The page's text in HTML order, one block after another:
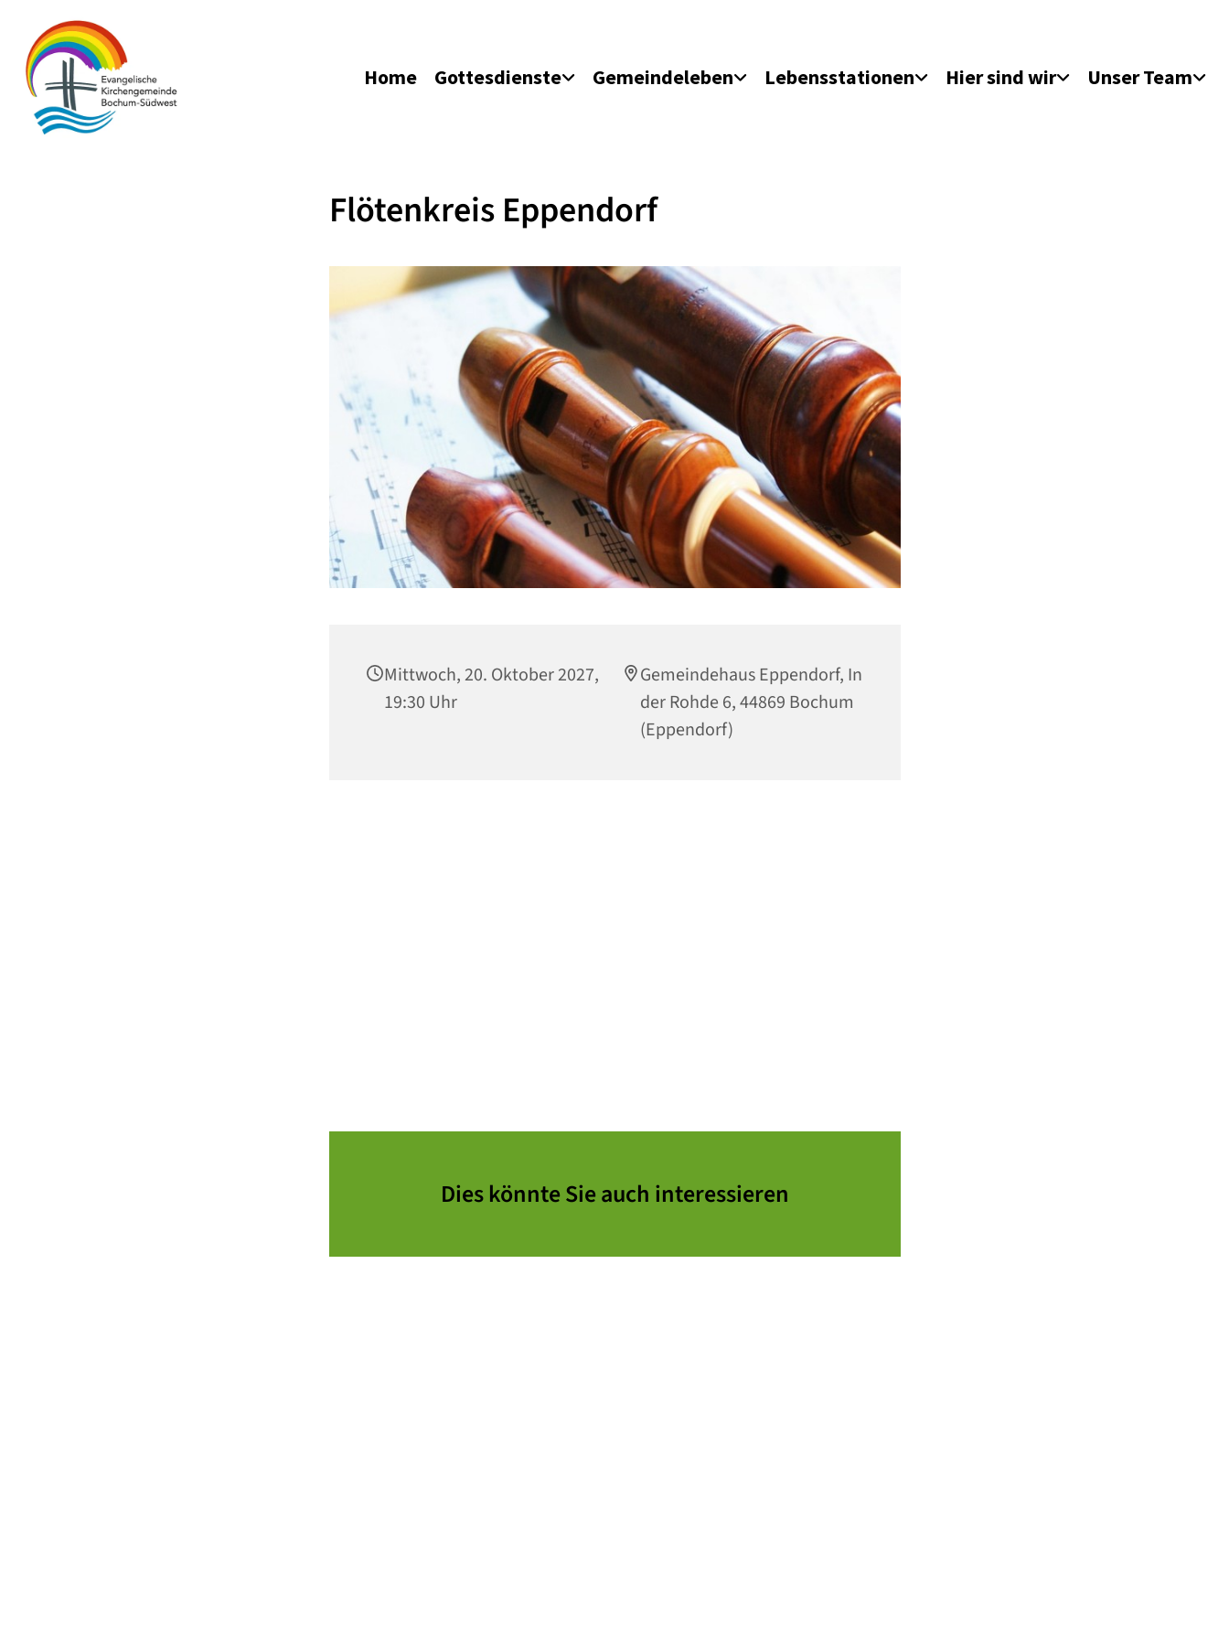
Home Gottesdienste Gemeindeleben Lebensstationen Hier sind wir Unser Team
Flötenkreis Eppendorf
Mittwoch, 20. Oktober 2027,
19:30 Uhr
Gemeindehaus Eppendorf, In
der Rohde 6, 44869 Bochum
(Eppendorf)
Dies könnte Sie auch interessieren